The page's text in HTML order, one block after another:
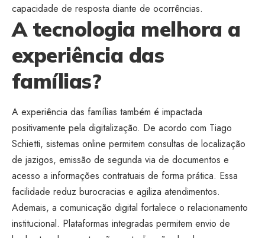
capacidade de resposta diante de ocorrências.
A tecnologia melhora a
experiência das
famílias?
A experiência das famílias também é impactada
positivamente pela digitalização. De acordo com Tiago
Schietti, sistemas online permitem consultas de localização
de jazigos, emissão de segunda via de documentos e
acesso a informações contratuais de forma prática. Essa
facilidade reduz burocracias e agiliza atendimentos.
Ademais, a comunicação digital fortalece o relacionamento
institucional. Plataformas integradas permitem envio de